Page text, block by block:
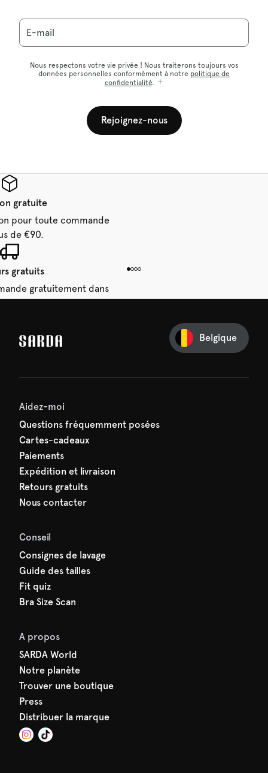
E-mail
Nous respectons votre vie privée ! Nous traiterons toujours vos
données personnelles conformément à notre politique de
confidentialité.
Rejoignez-nous
gratuite
pour toute commande
de €90.
gratuits
gratuitement dans
jours.
commande
Belgique
Aidez-moi
Questions fréquemment posées
Cartes-cadeaux
Paiements
Expédition et livraison
Retours gratuits
Nous contacter
Conseil
Consignes de lavage
Guide des tailles
Fit quiz
Bra Size Scan
A propos
SARDA World
Notre planète
Trouver une boutique
Press
Distribuer la marque